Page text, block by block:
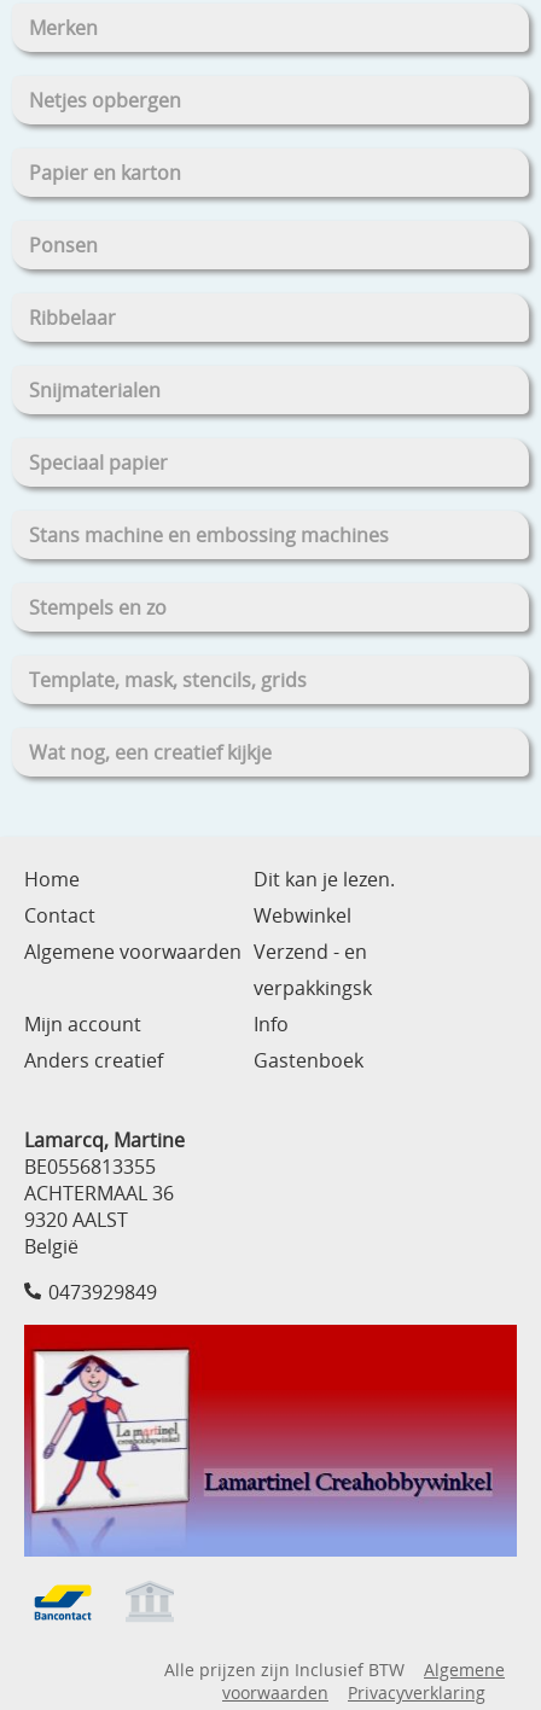
Merken
Netjes opbergen
Papier en karton
Ponsen
Ribbelaar
Snijmaterialen
Speciaal papier
Stans machine en embossing machines
Stempels en zo
Template, mask, stencils, grids
Wat nog, een creatief kijkje
Home
Dit kan je lezen.
Contact
Webwinkel
Algemene voorwaarden Verzend - en
verpakkingsk
Mijn account
Info
Anders creatief
Gastenboek
Lamarcq, Martine
BE0556813355
ACHTERMAAL 36
9320 AALST
België
0473929849
Alle prijzen zijn Inclusief BTW
Algemene
voorwaarden
Privacyverklaring